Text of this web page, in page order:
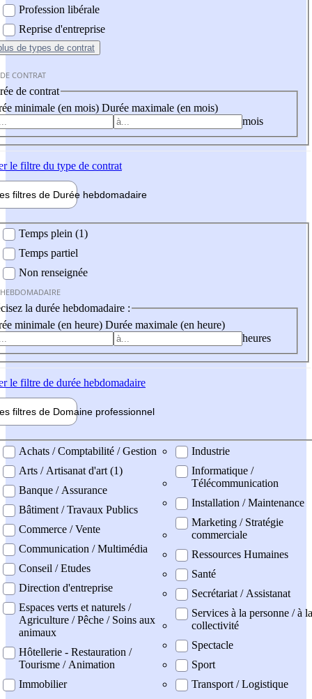
Profession libérale
Reprise d'entreprise
de types de contrat
CONTRAT
de contrat
minimale (en mois) Durée maximale (en mois)
mois
le filtre du type de contrat
filtres de Durée hebdomadaire
Temps plein (1)
Temps partiel
Non renseignée
la durée hebdomadaire :
minimale (en heure) Durée maximale (en heure)
heures
le filtre de durée hebdomadaire
filtres de Domaine professionnel
professionel
Achats / Comptabilité / Gestion
Arts / Artisanat d'art (1)
Banque / Assurance
Bâtiment / Travaux Publics
Commerce / Vente
Communication / Multimédia
Conseil / Etudes
Direction d'entreprise
Espaces verts et naturels /
Agriculture / Pêche / Soins aux
animaux
Hôtellerie - Restauration /
Tourisme / Animation
Immobilier
Industrie
Informatique /
Télécommunication
Installation / Maintenance
Marketing / Stratégie
commerciale
Ressources Humaines
Santé
Secrétariat / Assistanat
Services à la personne / à la
collectivité
Spectacle
Sport
Transport / Logistique